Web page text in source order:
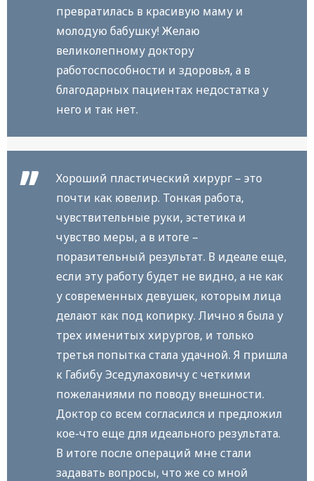
превратилась в красивую маму и
молодую бабушку! Желаю
великолепному доктору
работоспособности и здоровья, а в
благодарных пациентах недостатка у
него и так нет.
Хороший пластический хирург – это
почти как ювелир. Тонкая работа,
чувствительные руки, эстетика и
чувство меры, а в итоге –
поразительный результат. В идеале еще,
если эту работу будет не видно, а не как
у современных девушек, которым лица
делают как под копирку. Лично я была у
трех именитых хирургов, и только
третья попытка стала удачной. Я пришла
к Габибу Эседулаховичу с четкими
пожеланиями по поводу внешности.
Доктор со всем согласился и предложил
кое-что еще для идеального результата.
В итоге после операций мне стали
задавать вопросы, что же со мной